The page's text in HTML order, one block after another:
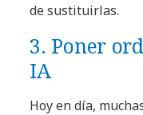
de sustituirlas.
3. Poner
IA
Hoy en día,